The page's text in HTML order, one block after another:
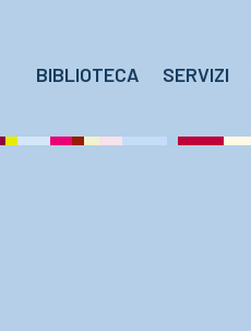
BIBLIOTECA SERVIZI